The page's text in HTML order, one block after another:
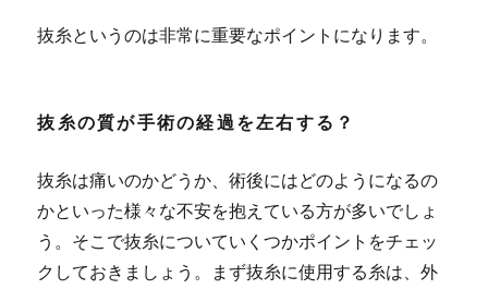
抜糸というのは非常に重要なポイントになります。
抜糸の質が手術の経過を左右する？
抜糸は痛いのかどうか、術後にはどのようになるの
かといった様々な不安を抱えている方が多いでしょ
う。そこで抜糸についていくつかポイントをチェッ
クしておきましょう。まず抜糸に使用する糸は、外